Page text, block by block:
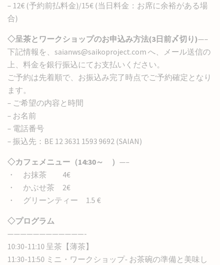
– 12€ (予約前払料金)/15€ (当日料金：お席に余裕がある場
合)
◇呈茶とワークショップのお申込み方法(3日前〆切り)—–
下記情報を、saianws@saikoproject.com へ、メール送信の
上、料金を銀行振込にてお支払いください。
ご予約は先着順で、お振込み完了時点でご予約確定となり
ます。
– ご希望の内容と時間
– お名前
– 電話番号
– 振込先：BE 12 3631 1593 9692 (SAIAN)
◇カフェメニュー（14:30～ ） —–
・ お抹茶 4€
・ かぶせ茶 2€
・ グリーンティー 1.5 €
◇プログラム
————————————-
10:30-11:10 呈茶【薄茶】
11:30-11:50 ミニ・ワークショップ- お茶碗の準備と美味し